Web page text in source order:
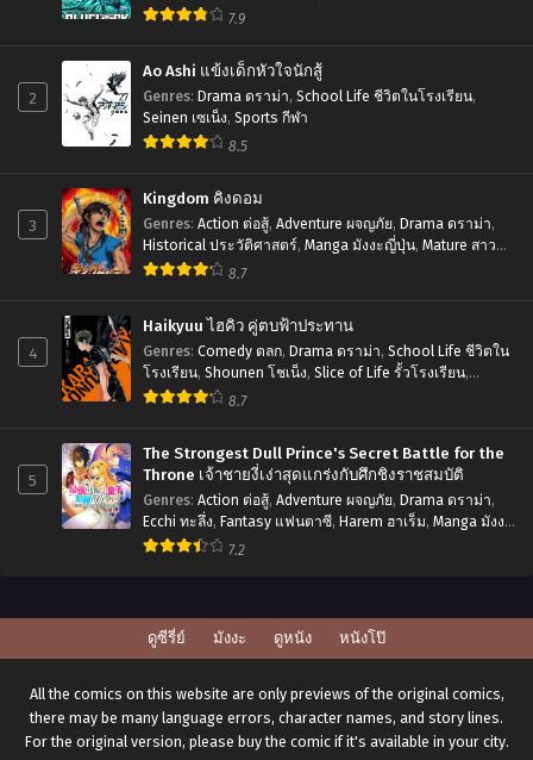
7.9
2
Ao Ashi แข้งเด็กหัวใจนักสู้
Genres: Drama ดราม่า, School Life ชีวิตในโรงเรียน,
Seinen เซเน็ง, Sports กีฬา
8.5
3
Kingdom คิงดอม
Genres: Action ต่อสู้, Adventure ผจญภัย, Drama ดราม่า,
Historical ประวัติศาสตร์, Manga มังงะญี่ปุ่น, Mature สาว
ใหญ่,Seinen เซเน็ง
8.7
4
Haikyuu ไฮคิว คู่ตบฟ้าประทาน
Genres: Comedy ตลก, Drama ดราม่า, School Life ชีวิตใน
โรงเรียน, Shounen โชเน็ง, Slice of Life รั้วโรงเรียน,
Sports กีฬา
8.7
5
The Strongest Dull Prince's Secret Battle for the
Throne เจ้าชายงี่เง่าสุดแกร่งกับศึกชิงราชสมบัติ
Genres: Action ต่อสู้, Adventure ผจญภัย, Drama ดราม่า,
Ecchi ทะลึ่ง, Fantasy แฟนตาซี, Harem ฮาเร็ม, Manga มังงะ
ญี่ปุ่น,Romance โรแมนติก
7.2
ดูซีรี่ย์ มังงะ ดูหนัง หนังโป๊
All the comics on this website are only previews of the original comics,
there may be many language errors, character names, and story lines.
For the original version, please buy the comic if it's available in your city.